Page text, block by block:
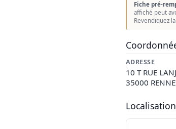
Fiche pré-
affiché peut
Revendiquez
ADRESSE
10 T RUE
35000
Localisation